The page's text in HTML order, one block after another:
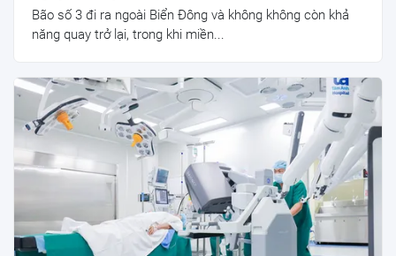
Bão số 3 đi ra ngoài Biển Đông và không không còn khả
năng quay trở lại, trong khi miền...